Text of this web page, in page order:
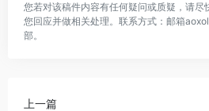
您若对该稿件内容有任何疑问或质疑，请尽
您回应并做相关处理。联系方式：邮箱
部。
上一篇